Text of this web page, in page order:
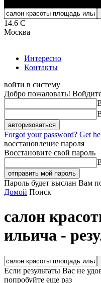
14.6 C
Москва
Интересно
Контакты
войти в систему
Добро пожаловать!
Forgot your password? Get
восстановление пароля
Восстановите свой пароль
Пароль будет выслан Вам
Домой Поиск
салон
ильича -
Если результаты Вас не
попробуйте еще раз